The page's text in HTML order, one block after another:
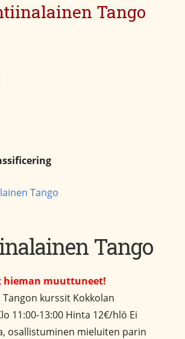
Tango
Tango
Tango
hieman muuttuneet!
kurssit Kokkolan
11:00-13:00 Hinta 12€/hlö Ei
osallistuminen mieluiten parin